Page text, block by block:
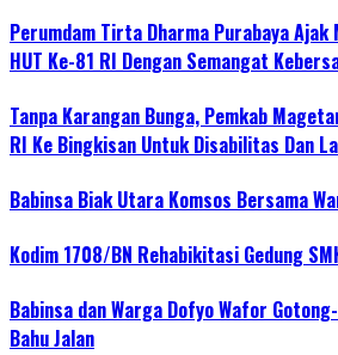
Perumdam Tirta Dharma Purabaya
HUT Ke-81 RI Dengan Semangat
Tanpa Karangan Bunga, Pemkab
RI Ke Bingkisan Untuk Disabilitas Dan
Babinsa Biak Utara Komsos Bersama
Kodim 1708/BN Rehabikitasi Gedung
Babinsa dan Warga Dofyo Wafor
Bahu Jalan